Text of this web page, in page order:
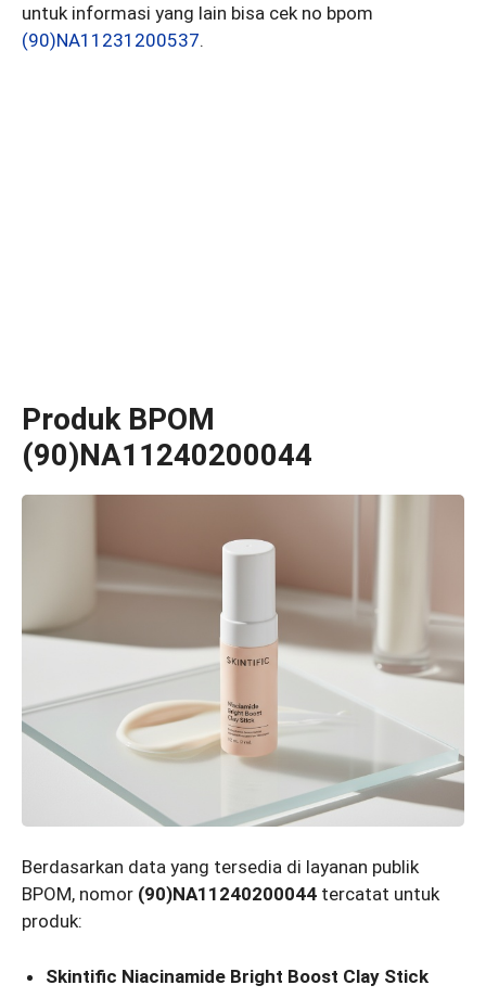
untuk informasi yang lain bisa cek no bpom
(90)NA11231200537.
Produk BPOM
(90)NA11240200044
Berdasarkan data yang tersedia di layanan publik
BPOM, nomor (90)NA11240200044 tercatat untuk
produk:
Skintific Niacinamide Bright Boost Clay Stick